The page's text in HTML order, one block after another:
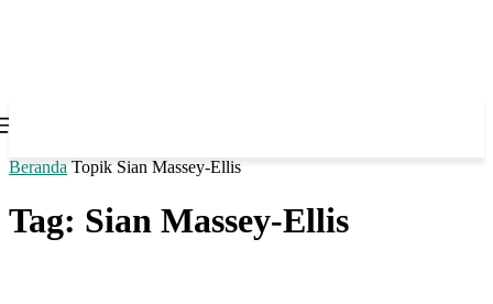
Beranda Topik Sian Massey-Ellis
Tag: Sian Massey-Ellis